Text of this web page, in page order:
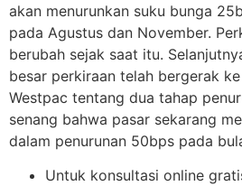
akan menurunkan suku bunga
pada Agustus dan November.
berubah sejak saat itu.
besar perkiraan telah bergerak
Westpac tentang dua tahap
senang bahwa pasar sekarang
dalam penurunan 50bps pada
Untuk konsultasi online